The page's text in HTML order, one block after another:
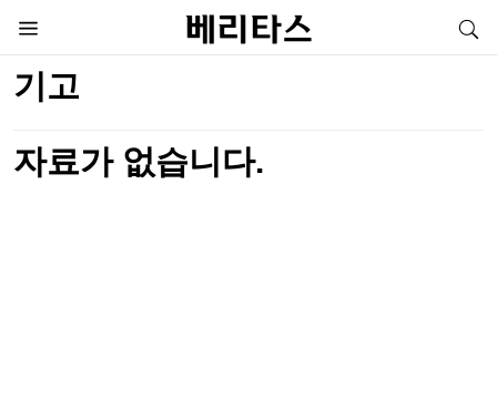
기고
자료가 없습니다.